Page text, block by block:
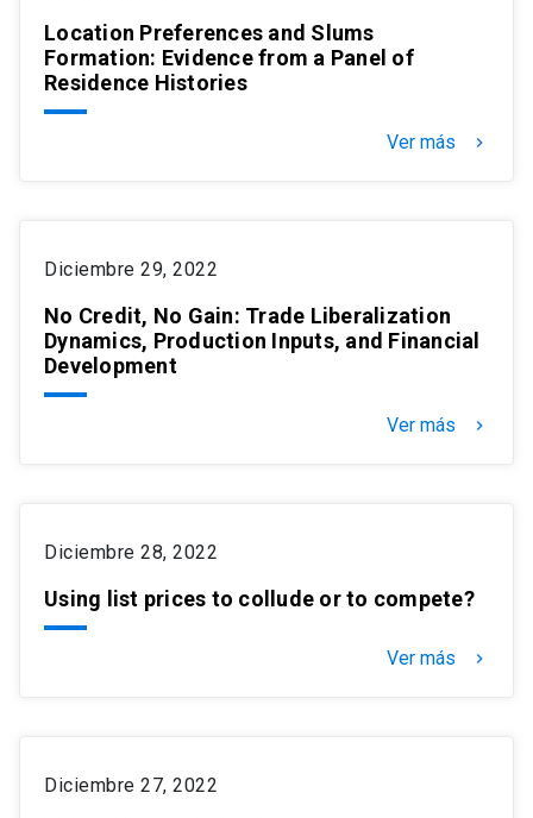
Location Preferences and Slums
Formation: Evidence from a Panel of
Residence Histories
Ver más keyboard_arrow_right
Diciembre 29, 2022
No Credit, No Gain: Trade Liberalization
Dynamics, Production Inputs, and Financial
Development
Ver más keyboard_arrow_right
Diciembre 28, 2022
Using list prices to collude or to compete?
Ver más keyboard_arrow_right
Diciembre 27, 2022